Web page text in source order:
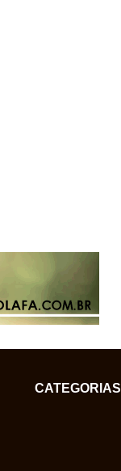
CATEGORIAS